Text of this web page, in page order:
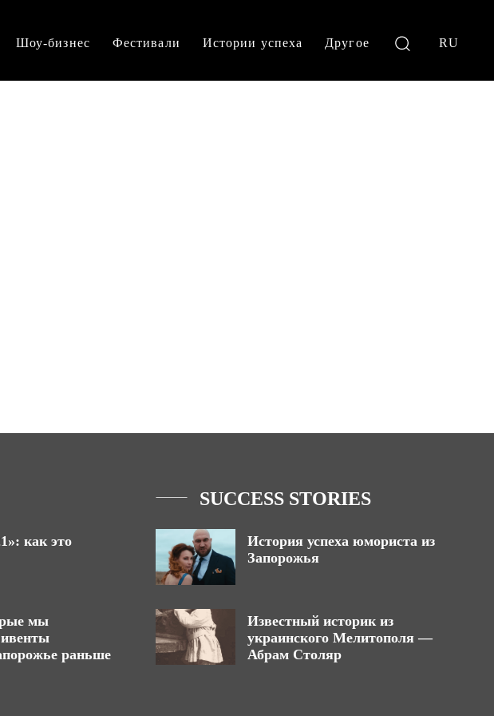
Шоу-бизнес Фестивали Истории успеха Другое RU
как это
мы
раньше
SUCCESS STORIES
История успеха юмориста из
Запорожья
Известный историк из
украинского Мелитополя —
Абрам Столяр